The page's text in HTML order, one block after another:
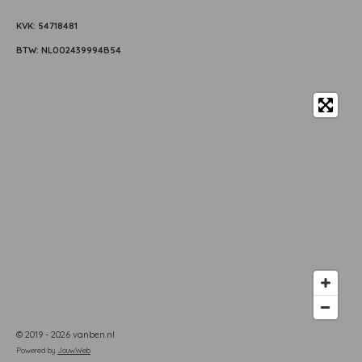
KVK: 54718481
BTW: NL002439994B54
© 2019 - 2026 vanben.nl
Powered by JouwWeb